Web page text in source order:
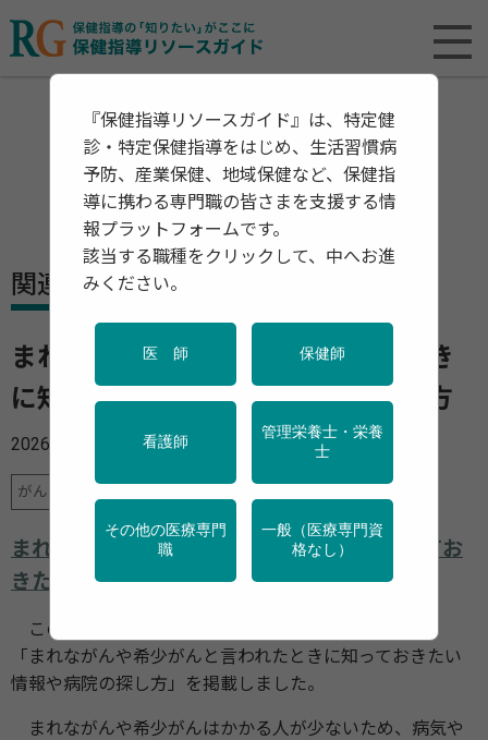
関連資料・リリース
まれながんや希少がんと言われたとき
に知っておきたい情報や病院の探し方
2026年02月26日
がん
まれながんや希少がんと言われたときに知ってお
きたい情報や病院の探し方
このたび国立研究開発法人国立がん研究センターは、
「まれながんや希少がんと言われたときに知っておきたい
情報や病院の探し方」を掲載しました。
まれながんや希少がんはかかる人が少ないため、病気や
『保健指導リソースガイド』は、特定健
診・特定保健指導をはじめ、生活習慣病
予防、産業保健、地域保健など、保健指
導に携わる専門職の皆さまを支援する情
報プラットフォームです。
該当する職種をクリックして、中へお進
みください。
医 師 保健師
看護師
管理栄養士・栄養
士
その他の医療専門
職
一般（医療専門資
格なし）